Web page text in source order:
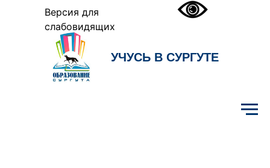
Версия для
слабовидящих
УЧУСЬ В СУРГУТЕ